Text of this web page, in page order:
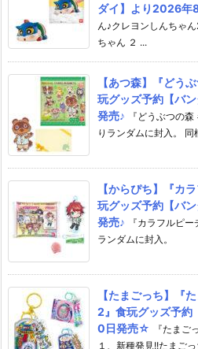
ダイ】より2026年
ん♪クレヨンしんちゃ
ちゃん ２ ...
【あつ森】『どう
玩グッズ予約【バ
発売♪
『どうぶつの
りランダムに封入。 同
【からぴち】『カ
玩グッズ予約【バ
発売♪
『カラフルピ
ランダムに封入。
【たまごっち】『
2』食玩グッズ予約
0日発売☆
『たまご
１、新種発見!!たまご